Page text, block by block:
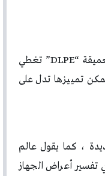
“
DLPE” تغطي
تمييزها تدل على
، كما يقول عالم
تفسير أعراض الجهاز